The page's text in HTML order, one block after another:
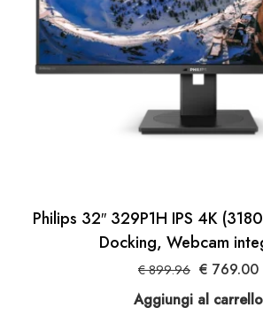
Philips 32″ 329P1H IPS 4K
Docking, Webcam
€899.96 Il
prezzo
originale
€ 769.00Il
Aggiungi al carrello